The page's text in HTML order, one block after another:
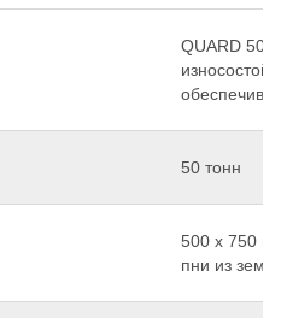
QUARD 500,
50 тонн
500 х 750 мм
пни из